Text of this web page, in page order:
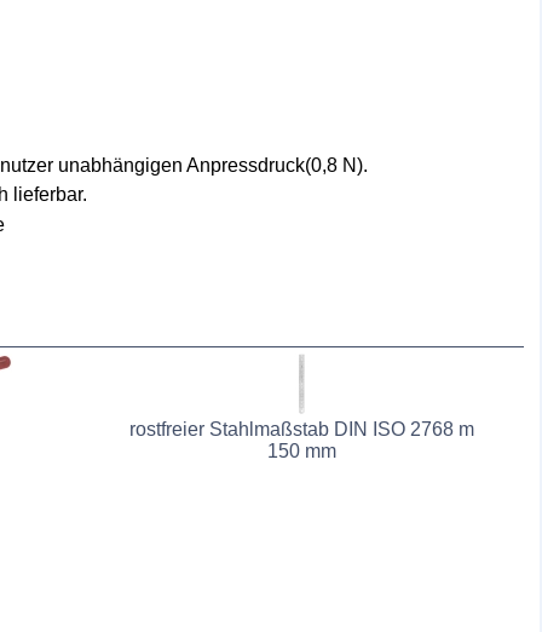
unabhängigen Anpressdruck(0,8 N).
lieferbar.
rostfreier Stahlmaßstab DIN ISO 2768 m
150 mm